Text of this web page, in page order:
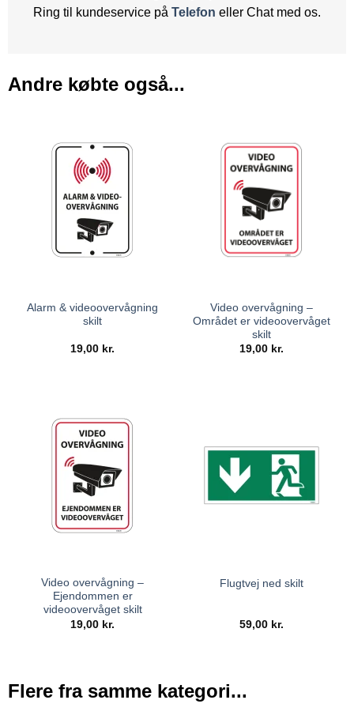
Ring til kundeservice på Telefon eller Chat med os.
Andre købte også...
Alarm & videoovervågning
skilt
19,00 kr.
Video overvågning –
Området er videoovervåget
skilt
19,00 kr.
Video overvågning –
Ejendommen er
videoovervåget skilt
19,00 kr.
Flugtvej ned skilt
59,00 kr.
Flere fra samme kategori...